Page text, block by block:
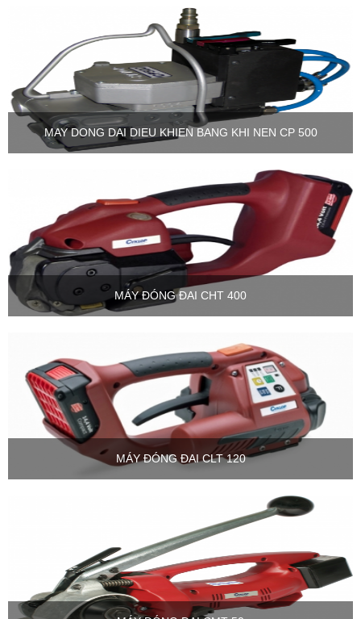
MAY DONG DAI DIEU KHIEN BANG KHI NEN CP 500
MÁY ĐÓNG ĐAI CHT 400
MÁY ĐÓNG ĐAI CLT 120